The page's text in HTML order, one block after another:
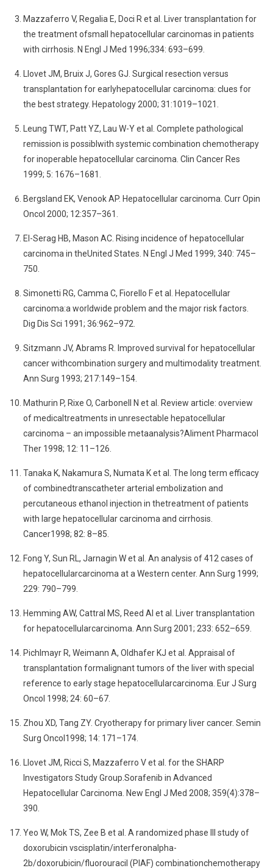
Mazzaferro V, Regalia E, Doci R et al. Liver transplantation for
the treatment ofsmall hepatocellular carcinomas in patients
with cirrhosis. N Engl J Med 1996;334: 693–699.
Llovet JM, Bruix J, Gores GJ. Surgical resection versus
transplantation for earlyhepatocellular carcinoma: clues for
the best strategy. Hepatology 2000; 31:1019–1021.
Leung TWT, Patt YZ, Lau W-Y et al. Complete pathological
remission is possiblwith systemic combination chemotherapy
for inoperable hepatocellular carcinoma. Clin Cancer Res
1999; 5: 1676–1681.
Bergsland EK, Venook AP. Hepatocellular carcinoma. Curr Opin
Oncol 2000; 12:357–361.
El-Serag HB, Mason AC. Rising incidence of hepatocellular
carcinoma in theUnited States. N Engl J Med 1999; 340: 745–
750.
Simonetti RG, Camma C, Fiorello F et al. Hepatocellular
carcinoma:a worldwide problem and the major risk factors.
Dig Dis Sci 1991; 36:962–972.
Sitzmann JV, Abrams R. Improved survival for hepatocellular
cancer withcombination surgery and multimodality treatment.
Ann Surg 1993; 217:149–154.
Mathurin P, Rixe O, Carbonell N et al. Review article: overview
of medicaltreatments in unresectable hepatocellular
carcinoma – an impossible metaanalysis?Aliment Pharmacol
Ther 1998; 12: 11–126.
Tanaka K, Nakamura S, Numata K et al. The long term efficacy
of combinedtranscatheter arterial embolization and
percutaneous ethanol injection in thetreatment of patients
with large hepatocellular carcinoma and cirrhosis.
Cancer1998; 82: 8–85.
Fong Y, Sun RL, Jarnagin W et al. An analysis of 412 cases of
hepatocellularcarcinoma at a Western center. Ann Surg 1999;
229: 790–799.
Hemming AW, Cattral MS, Reed AI et al. Liver transplantation
for hepatocellularcarcinoma. Ann Surg 2001; 233: 652–659.
Pichlmayr R, Weimann A, Oldhafer KJ et al. Appraisal of
transplantation formalignant tumors of the liver with special
reference to early stage hepatocellularcarcinoma. Eur J Surg
Oncol 1998; 24: 60–67.
Zhou XD, Tang ZY. Cryotherapy for primary liver cancer. Semin
Surg Oncol1998; 14: 171–174.
Llovet JM, Ricci S, Mazzaferro V et al. for the SHARP
Investigators Study Group.Sorafenib in Advanced
Hepatocellular Carcinoma. New Engl J Med 2008; 359(4):378–
390.
Yeo W, Mok TS, Zee B et al. A randomized phase III study of
doxorubicin vscisplatin/interferonalpha-
2b/doxorubicin/fluorouracil (PIAF) combinationchemotherapy